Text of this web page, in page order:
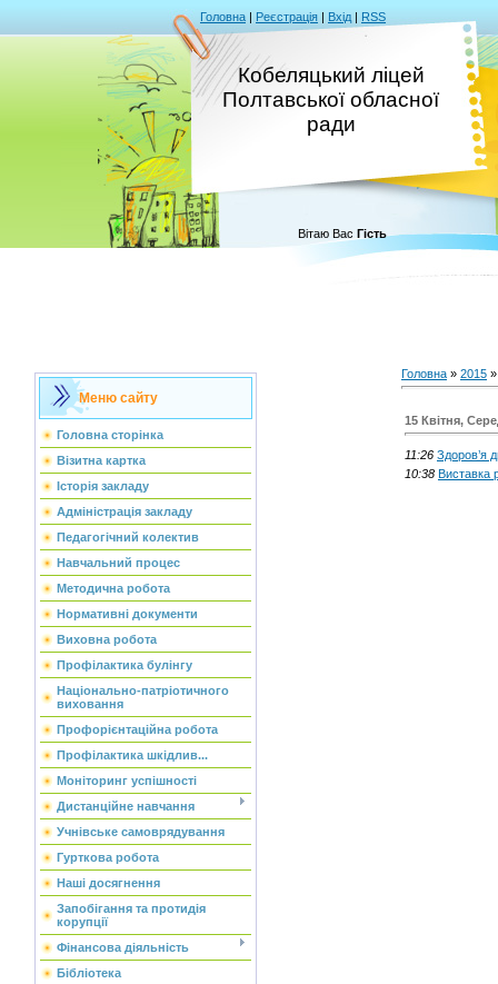
Головна | Реєстрація | Вхід | RSS
Кобеляцький ліцей
Полтавської обласної
ради
Вітаю Вас Гість
Меню сайту
Головна сторінка
Візитна картка
Історія закладу
Адміністрація закладу
Педагогічний колектив
Навчальний процес
Методична робота
Нормативні документи
Виховна робота
Профілактика булінгу
Національно-патріотичного
виховання
Профорієнтаційна робота
Профілактика шкідлив...
Моніторинг успішності
Дистанційне навчання
Учнівське самоврядування
Гурткова робота
Наші досягнення
Запобігання та протидія
корупції
Фінансова діяльність
Бібліотека
Головна » 2015 »
15 Квітня,
11:26 Здоров’я
10:38 Виставка